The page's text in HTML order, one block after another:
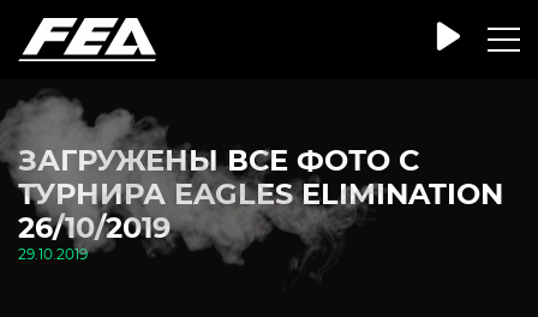
ЗАГРУЖЕНЫ ВСЕ ФОТО С
ТУРНИРА EAGLES ELIMINATION
26/10/2019
29.10.2019